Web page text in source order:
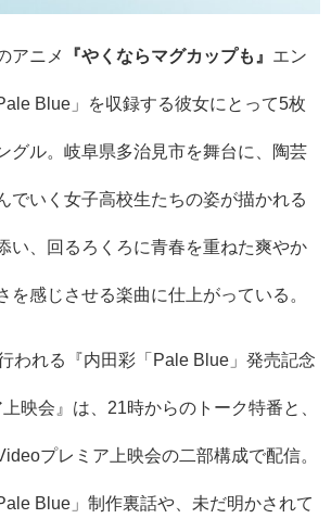
アニメ 『やくならマグカップも』 エン
Blue」を収録する彼女にとって5枚
グル。岐阜県多治見市を舞台に、陶芸
でいく女子高校生たちの姿が描かれる
い、回るろくろに青春を重ねた爽やか
を感じさせる楽曲に仕上がっている。
われる『内田彩「Pale Blue」発売記念
映会』は、21時からのトーク特番と、
プレミア上映会の二部構成で配信。
Blue」制作裏話や、未だ明かされて